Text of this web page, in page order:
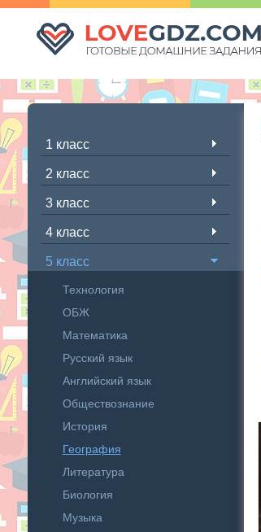
1 класс
2 класс
3 класс
4 класс
5 класс
Технология
ОБЖ
Математика
Русский язык
Английский язык
Обществознание
История
География
Литература
Биология
Музыка